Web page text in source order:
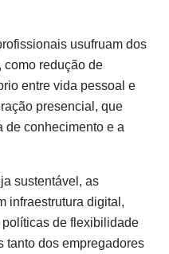
usufruam dos
como redução de
entre vida pessoal e
presencial, que
de conhecimento e a
sustentável, as
infraestrutura digital,
de flexibilidade
tanto dos empregadores